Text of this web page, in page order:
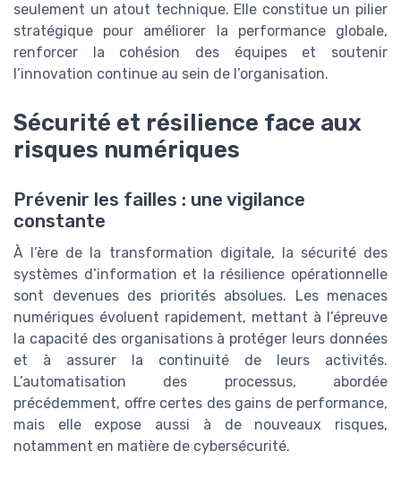
seulement un atout technique. Elle constitue un pilier
stratégique pour améliorer la performance globale,
renforcer la cohésion des équipes et soutenir
l’innovation continue au sein de l’organisation.
Sécurité et résilience face aux
risques numériques
Prévenir les failles : une vigilance
constante
À l’ère de la transformation digitale, la sécurité des
systèmes d’information et la résilience opérationnelle
sont devenues des priorités absolues. Les menaces
numériques évoluent rapidement, mettant à l’épreuve
la capacité des organisations à protéger leurs données
et à assurer la continuité de leurs activités.
L’automatisation des processus, abordée
précédemment, offre certes des gains de performance,
mais elle expose aussi à de nouveaux risques,
notamment en matière de cybersécurité.